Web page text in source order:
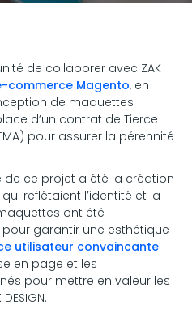
de collaborer avec ZAK
commerce Magento, en
de maquettes
d’un contrat de Tierce
pour assurer la pérennité
ce projet a été la création
reflétaient l’identité et la
ont été
garantir une esthétique
utilisateur convaincante.
en page et les
pour mettre en valeur les